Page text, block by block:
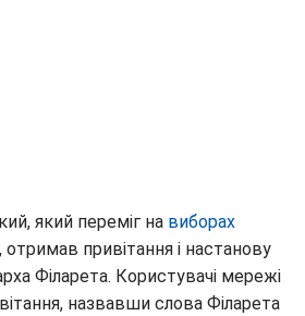
який переміг на виборах
, отримав привітання і настанову
Філарета. Користувачі мережі
назвавши слова Філарета